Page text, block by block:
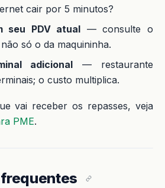
cair por 5 minutos?
seu PDV atual — consulte o
só o da maquininha.
adicional — restaurante
o custo multiplica.
vai receber os repasses, veja
PME.